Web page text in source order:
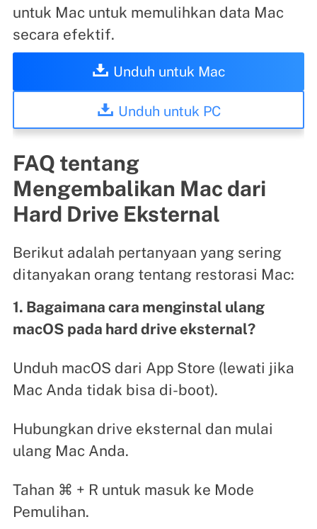
untuk Mac untuk memulihkan data Mac
secara efektif.
Unduh untuk Mac
Unduh untuk PC
FAQ tentang
Mengembalikan Mac dari
Hard Drive Eksternal
Berikut adalah pertanyaan yang sering
ditanyakan orang tentang restorasi Mac:
1. Bagaimana cara menginstal ulang
macOS pada hard drive eksternal?
Unduh macOS dari App Store (lewati jika
Mac Anda tidak bisa di-boot).
Hubungkan drive eksternal dan mulai
ulang Mac Anda.
Tahan ⌘ + R untuk masuk ke Mode
Pemulihan.